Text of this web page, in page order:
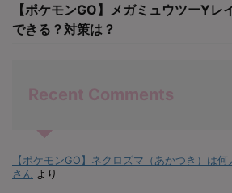
【ポケモンGO】メガミュウツーYレ
できる？対策は？
Recent Comments
【ポケモンGO】ネクロズマ（あかつき）は何
さん より